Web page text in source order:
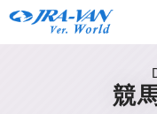
競